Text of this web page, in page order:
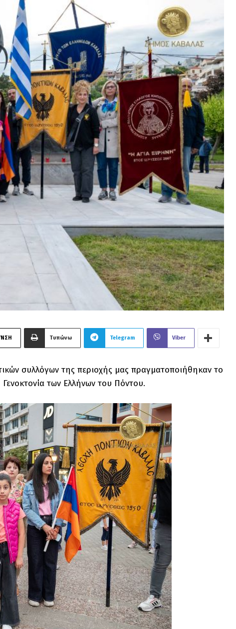
Τυπώνω Telegram Viber
συλλόγων της περιοχής μας πραγματοποιήθηκαν το
των Ελλήνων του Πόντου.